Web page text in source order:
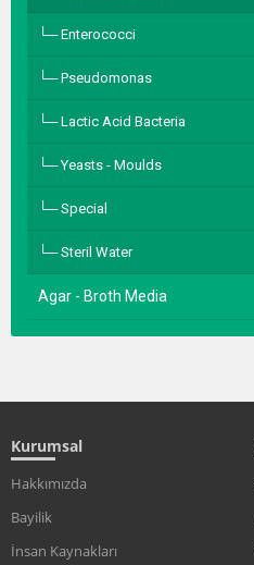
Enterococci
Pseudomonas
Lactic Acid Bacteria
Yeasts - Moulds
Special
Steril Water
Agar - Broth Media
Kurumsal
Hakkımızda
Bayilik
İnsan Kaynakları